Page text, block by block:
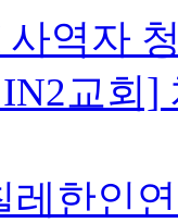
사역자
교회]
레한인